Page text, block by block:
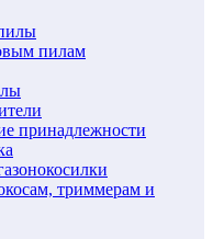
пилам
принадлежности
триммерам и